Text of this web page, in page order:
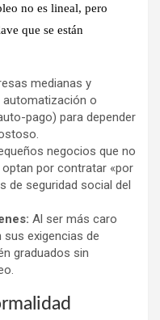
no es lineal, pero
que se están
medianas y
automatización o
pago) para depender
negocios que no
por contratar «por
de seguridad social del
Al ser más caro
exigencias de
graduados sin